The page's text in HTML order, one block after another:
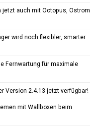
jetzt auch mit Octopus, Ostrom
wird noch flexibler, smarter
Fernwartung für maximale
Version 2.4.13 jetzt verfügbar!
mit Wallboxen beim